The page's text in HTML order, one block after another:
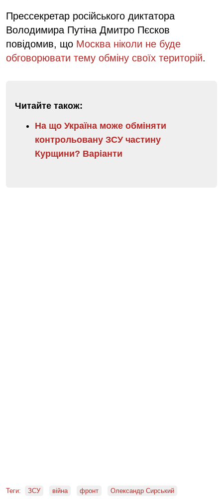
Прессекретар російського диктатора
Володимира Путіна Дмитро Пєсков
повідомив, що Москва ніколи не буде
обговорювати тему обміну своїх територій.
Читайте також:
На що Україна може обміняти
контрольовану ЗСУ частину
Курщини? Варіанти
Теги: ЗСУ війна фронт Олександр Сирський